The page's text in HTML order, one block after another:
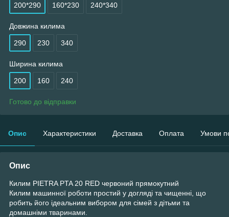
200*290 160*230 240*340
Довжина килима
290 230 340
Ширина килима
200 160 240
Готово до відправки
Опис Характеристики Доставка Оплата Умови
Опис
Килим PIETRA PTA 20 RED червоний прямокутний
Килим машинної роботи простий у догляді та чищенні, що
робить його ідеальним вибором для сімей з дітьми та
домашніми тваринами.